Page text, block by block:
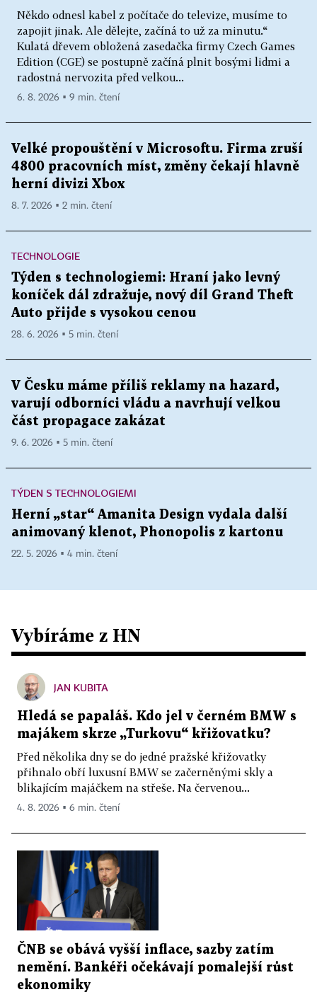
Někdo odnesl kabel z počítače do televize, musíme to
zapojit jinak. Ale dělejte, začíná to už za minutu.“
Kulatá dřevem obložená zasedačka firmy Czech Games
Edition (CGE) se postupně začíná plnit bosými lidmi a
radostná nervozita před velkou...
6. 8. 2026 ▪ 9 min. čtení
Velké propouštění v Microsoftu. Firma zruší
4800 pracovních míst, změny čekají hlavně
herní divizi Xbox
8. 7. 2026 ▪ 2 min. čtení
TECHNOLOGIE
Týden s technologiemi: Hraní jako levný
koníček dál zdražuje, nový díl Grand Theft
Auto přijde s vysokou cenou
28. 6. 2026 ▪ 5 min. čtení
V Česku máme příliš reklamy na hazard,
varují odborníci vládu a navrhují velkou
část propagace zakázat
9. 6. 2026 ▪ 5 min. čtení
TÝDEN S TECHNOLOGIEMI
Herní „star“ Amanita Design vydala další
animovaný klenot, Phonopolis z kartonu
22. 5. 2026 ▪ 4 min. čtení
Vybíráme z HN
JAN KUBITA
Hledá se papaláš. Kdo jel v černém BMW s
majákem skrze „Turkovu“ křižovatku?
Před několika dny se do jedné pražské křižovatky
přihnalo obří luxusní BMW se začerněnými skly a
blikajícím majáčkem na střeše. Na červenou...
4. 8. 2026 ▪ 6 min. čtení
ČNB se obává vyšší inflace, sazby zatím
nemění. Bankéři očekávají pomalejší růst
ekonomiky